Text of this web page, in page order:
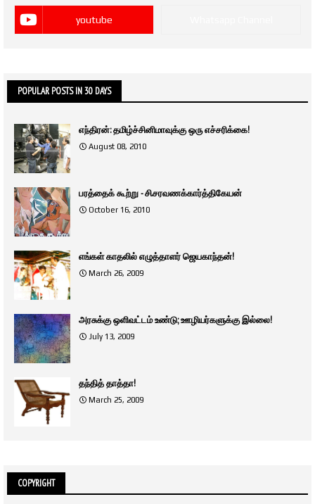
youtube
POPULAR POSTS IN 30 DAYS
எந்திரன்: தமிழ்ச்சினிமாவுக்கு ஒரு எச்சரிக்கை!
August 08, 2010
பரத்தைக் கூற்று - சி.சரவணக்கார்த்திகேயன்
October 16, 2010
எங்கள் காதலில் எழுத்தாளர் ஜெயகாந்தன்!
March 26, 2009
அரசுக்கு ஒளிவட்டம் உண்டு; ஊழியர்களுக்கு இல்லை!
July 13, 2009
தந்தித் தாத்தா!
March 25, 2009
COPYRIGHT